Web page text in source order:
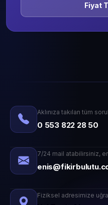
Fiyat
Aklınıza takılan tüm
0 553 822 28 50
7/24 mail atabilirsiniz,
Fiziksel adresimize